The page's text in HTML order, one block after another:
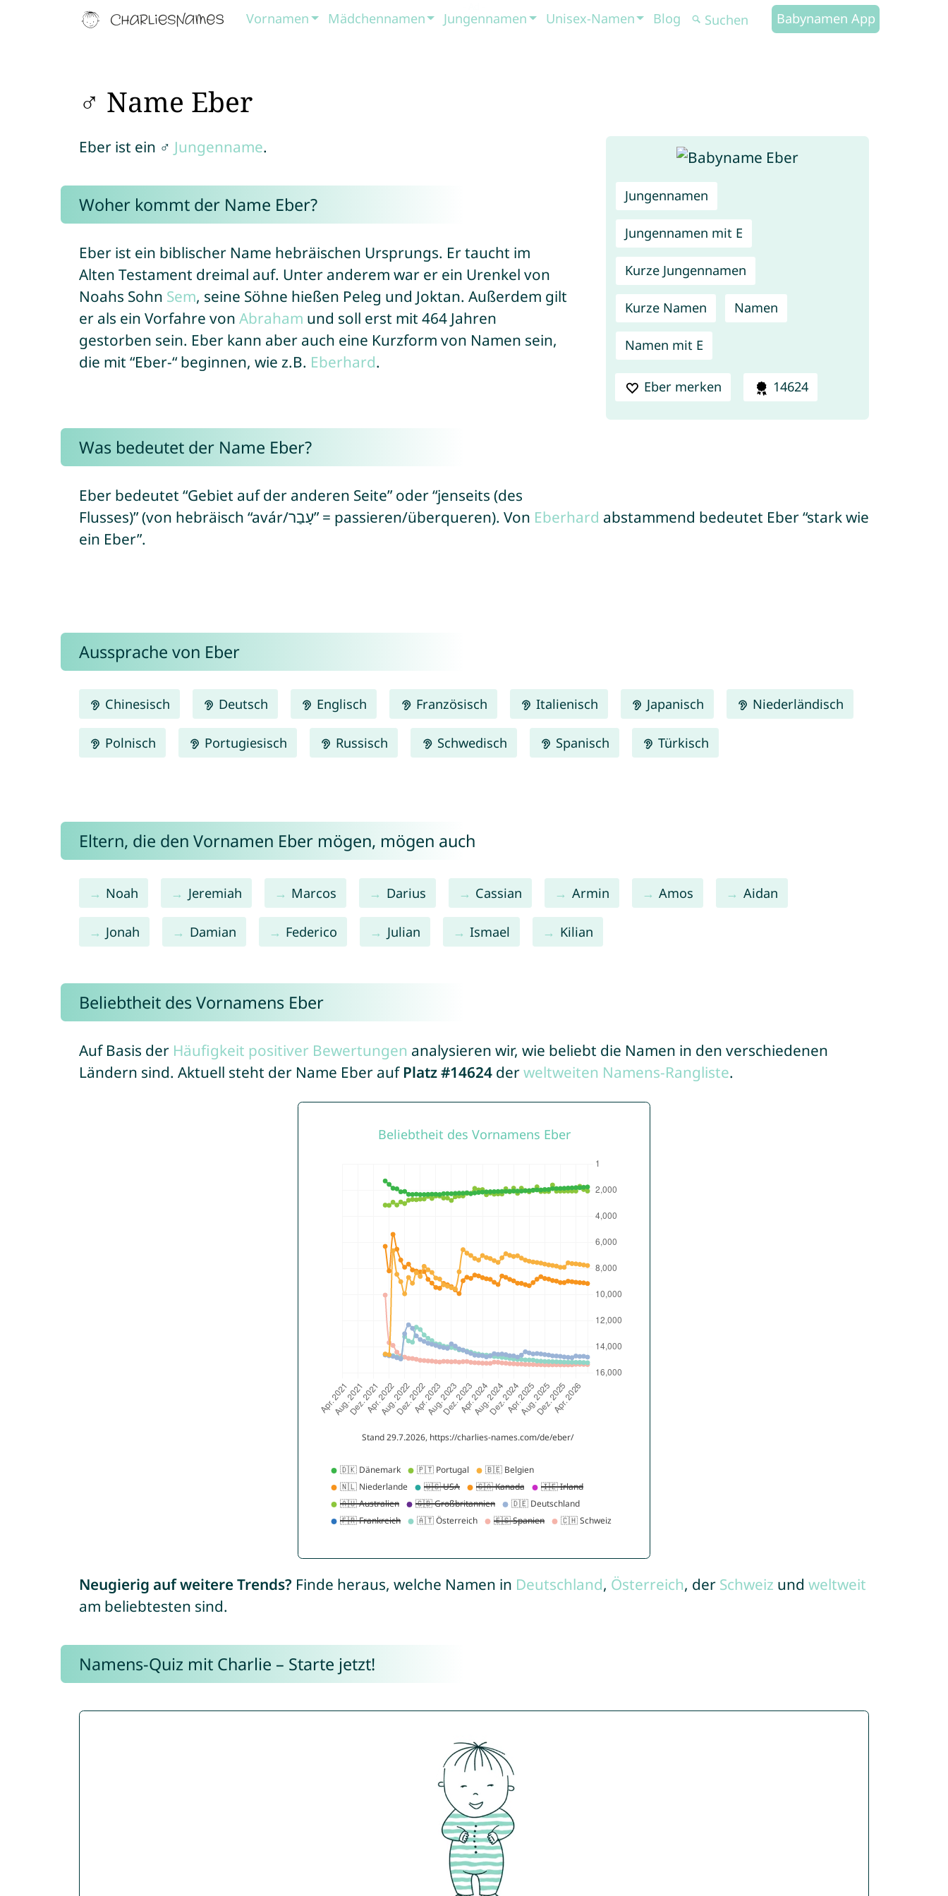
Vornamen Mädchennamen Jungennamen Unisex-Namen Blog Babynamen App
♂ Name Eber
Jungennamen
Jungennamen mit E
Kurze Jungennamen
Kurze Namen Namen
Namen mit E
Eber merken 14624
Eber ist ein ♂ Jungenname.
Woher kommt der Name Eber?
Eber ist ein biblischer Name hebräischen Ursprungs. Er taucht im
Alten Testament dreimal auf. Unter anderem war er ein Urenkel von
Noahs Sohn Sem, seine Söhne hießen Peleg und Joktan. Außerdem gilt
er als ein Vorfahre von Abraham und soll erst mit 464 Jahren
gestorben sein. Eber kann aber auch eine Kurzform von Namen sein,
die mit “Eber-“ beginnen, wie z.B. Eberhard.
Was bedeutet der Name Eber?
Eber bedeutet “Gebiet auf der anderen Seite” oder “jenseits (des
Flusses)” (von hebräisch “avár/עָבַר” = passieren/überqueren). Von Eberhard abstammend bedeutet Eber “stark wie
ein Eber”.
Aussprache von Eber
Chinesisch Deutsch Englisch Französisch Italienisch Japanisch Niederländisch
Polnisch Portugiesisch Russisch Schwedisch Spanisch Türkisch
Eltern, die den Vornamen Eber mögen, mögen auch
Noah Jeremiah Marcos Darius Cassian Armin Amos Aidan
Jonah Damian Federico Julian Ismael Kilian
Beliebtheit des Vornamens Eber
Auf Basis der Häufigkeit positiver Bewertungen analysieren wir, wie beliebt die Namen in den verschiedenen
Ländern sind. Aktuell steht der Name Eber auf Platz #14624derweltweiten Namens-Rangliste.
Neugierig auf weitere Trends? Finde heraus, welche Namen in Deutschland, Österreich, der Schweiz und weltweit
am beliebtesten sind.
Namens-Quiz mit Charlie – Starte jetzt!